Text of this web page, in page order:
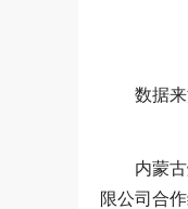
数据
内蒙
限公司合